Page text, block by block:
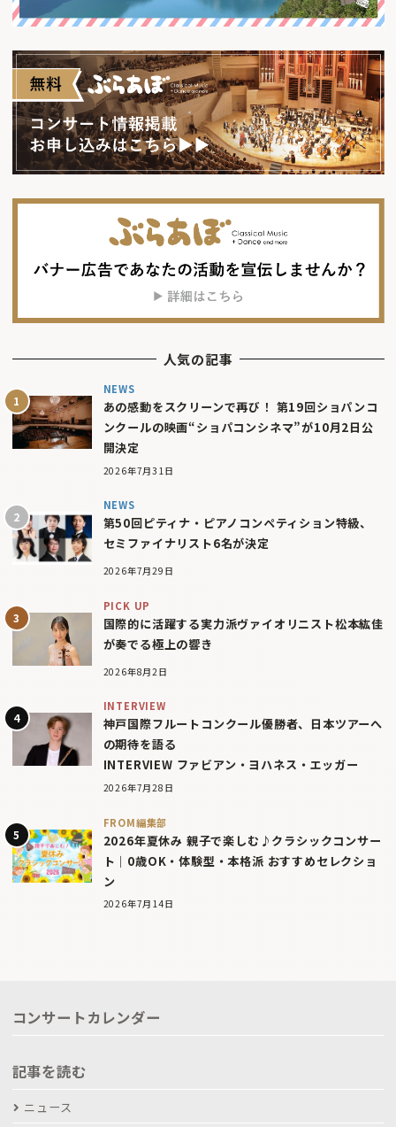
人気の記事
NEWS
あの感動をスクリーンで再び！ 第19回ショパンコ
ンクールの映画“ショパコンシネマ”が10月2日公
開決定
2026年7月31日
NEWS
第50回ピティナ・ピアノコンペティション特級、
セミファイナリスト6名が決定
2026年7月29日
PICK UP
国際的に活躍する実力派ヴァイオリニスト松本紘佳
が奏でる極上の響き
2026年8月2日
INTERVIEW
神戸国際フルートコンクール優勝者、日本ツアーへ
の期待を語る
INTERVIEW ファビアン・ヨハネス・エッガー
2026年7月28日
FROM編集部
2026年夏休み 親子で楽しむ♪クラシックコンサー
ト｜0歳OK・体験型・本格派 おすすめセレクショ
ン
2026年7月14日
コンサートカレンダー
記事を読む
ニュース